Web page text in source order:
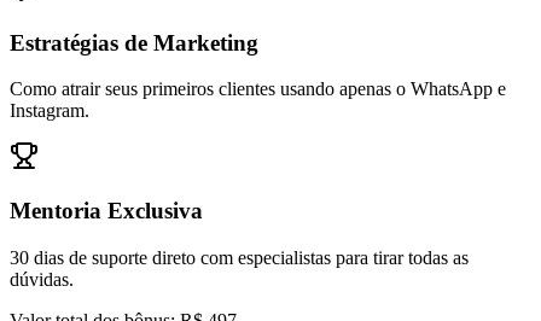
Estratégias de Marketing
Como atrair seus primeiros clientes usando apenas o WhatsApp e
Instagram.
Mentoria Exclusiva
30 dias de suporte direto com especialistas para tirar todas as
dúvidas.